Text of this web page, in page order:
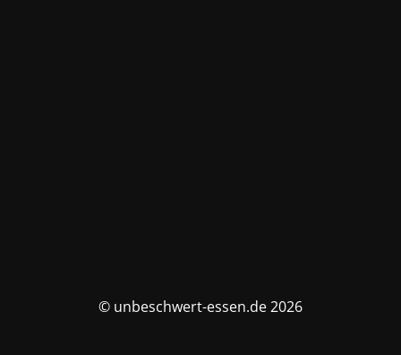
© unbeschwert-essen.de 2026